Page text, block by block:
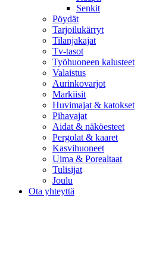
Senkit
Pöydät
Tarjoilukärryt
Tilanjakajat
Tv-tasot
Työhuoneen kalusteet
Valaistus
Aurinkovarjot
Markiisit
Huvimajat & katokset
Pihavajat
Aidat & näköesteet
Pergolat & kaaret
Kasvihuoneet
Uima & Porealtaat
Tulisijat
Joulu
Ota yhteyttä